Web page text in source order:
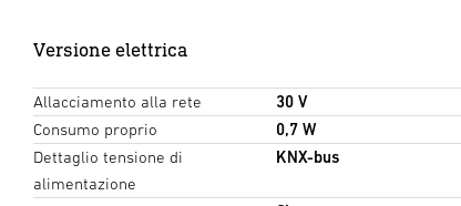
Versione elettrica
Allacciamento alla rete
30 V
Consumo proprio
0,7 W
Dettaglio tensione di
alimentazione
KNX-bus